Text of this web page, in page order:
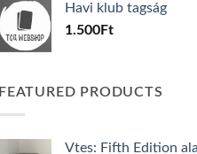
600Ft.100Ft.
Havi klub tagság
1.500Ft
FEATURED PRODUCTS
Vtes: Fifth Edition